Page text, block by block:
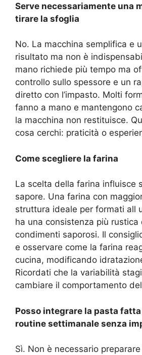
Serve necessariamente una
tirare la sfoglia
No. La macchina semplifica e
risultato ma non è
mano richiede più tempo ma
controllo sullo spessore e un
diretto con l’impasto. Molti
fanno a mano e mantengono
la macchina non restituisce.
cosa cerchi: praticità o
Come scegliere la farina
La scelta della farina influisce
sapore. Una farina con
struttura ideale per formati all
ha una consistenza più rustica
condimenti saporosi. Il
e osservare come la farina
cucina, modificando
Ricordati che la variabilità
cambiare il comportamento
Posso integrare la pasta
routine settimanale senza
Sì. Non è necessario